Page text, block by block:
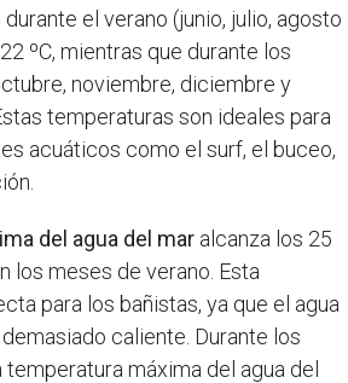
durante el verano (junio, julio, agosto
ºC, mientras que durante los
noviembre, diciembre y
temperaturas son ideales para
acuáticos como el surf, el buceo,
del agua del mar alcanza los 25
los meses de verano. Esta
para los bañistas, ya que el agua
caliente. Durante los
máxima del agua del